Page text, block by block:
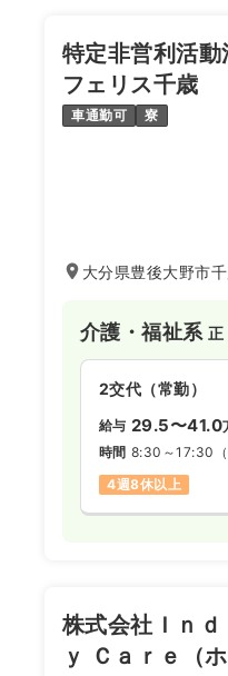
特定非営利活
フェリス千歳
車通勤可 寮
大分県豊後大野市
介護・福祉系正
2交代（常勤）
給与 29.5〜41.0
時間 8:30～17:30
4週8休以上
株式会社Ｉｎｄ
ｙ Ｃａｒｅ（